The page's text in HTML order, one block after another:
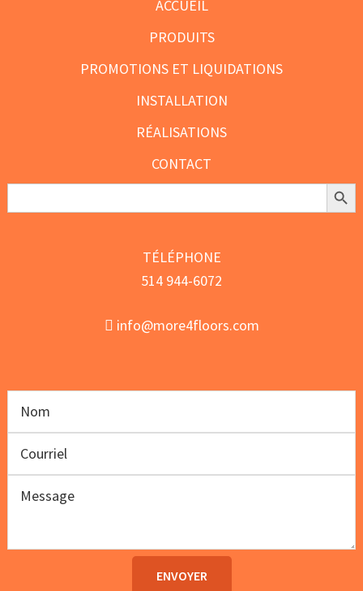
ACCUEIL
PRODUITS
PROMOTIONS ET LIQUIDATIONS
INSTALLATION
RÉALISATIONS
CONTACT
Search
Search
TÉLÉPHONE
514 944-6072
info@more4floors.com